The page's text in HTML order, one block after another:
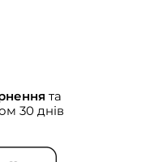
та
30 днів